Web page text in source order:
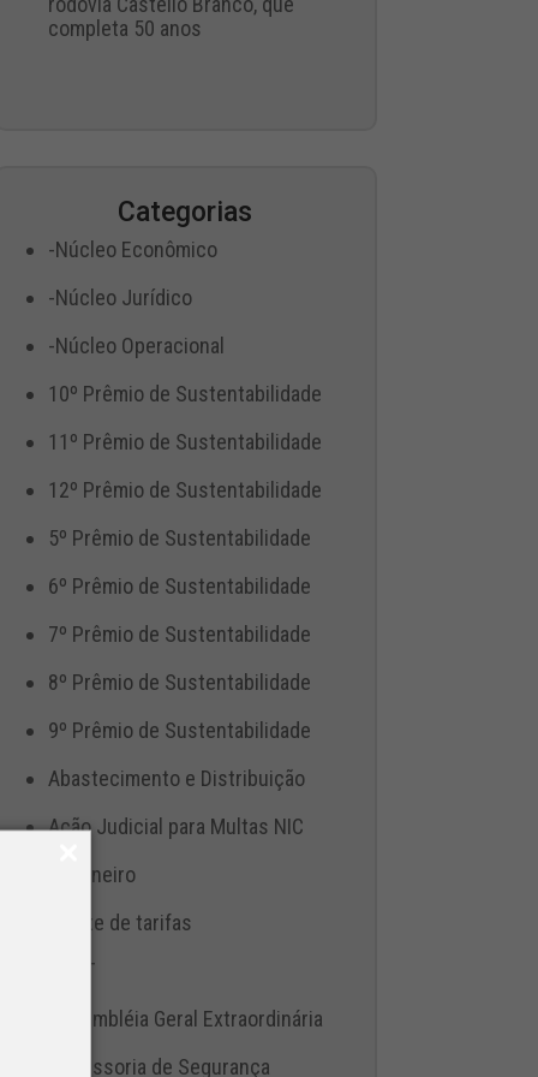
completa 50 anos
Categorias
-Núcleo Econômico
-Núcleo Jurídico
-Núcleo Operacional
10º Prêmio de Sustentabilidade
11º Prêmio de Sustentabilidade
12º Prêmio de Sustentabilidade
5º Prêmio de Sustentabilidade
6º Prêmio de Sustentabilidade
7º Prêmio de Sustentabilidade
8º Prêmio de Sustentabilidade
9º Prêmio de Sustentabilidade
Abastecimento e Distribuição
Ação Judicial para Multas NIC
Aduaneiro
Ajuste de tarifas
ANTT
Assembléia Geral Extraordinária
Assessoria de Segurança